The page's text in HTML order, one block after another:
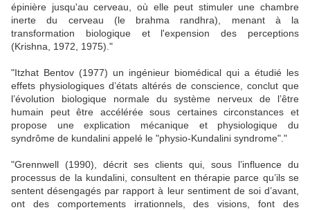
épinière jusqu'au cerveau, où elle peut stimuler une chambre
inerte du cerveau (le brahma randhra), menant à la
transformation biologique et l'expension des perceptions
(Krishna, 1972, 1975)."
"Itzhat Bentov (1977) un ingénieur biomédical qui a étudié les
effets physiologiques d’états altérés de conscience, conclut que
l’évolution biologique normale du système nerveux de l’être
humain peut être accélérée sous certaines circonstances et
propose une explication mécanique et physiologique du
syndrôme de kundalini appelé le "physio-Kundalini syndrome"."
"Grennwell (1990), décrit ses clients qui, sous l’influence du
processus de la kundalini, consultent en thérapie parce qu’ils se
sentent désengagés par rapport à leur sentiment de soi d’avant,
ont des comportements irrationnels, des visions, font des